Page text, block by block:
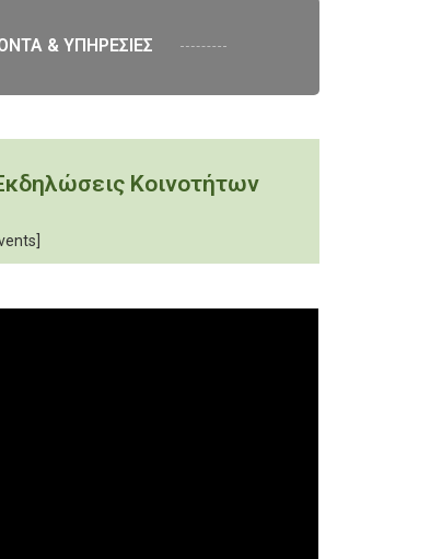
& ΥΠΗΡΕΣΙΕΣ
Κοινοτήτων